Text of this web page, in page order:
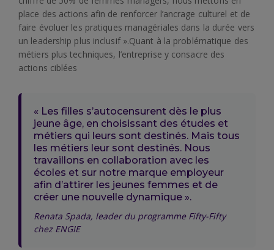
place des actions afin de renforcer l’ancrage culturel et de
faire évoluer les pratiques managériales dans la durée vers
un leadership plus inclusif ».Quant à la problématique des
métiers plus techniques, l’entreprise y consacre des
actions ciblées
« Les filles s’autocensurent dès le plus
jeune âge, en choisissant des études et
métiers qui leurs sont destinés. Mais tous
les métiers leur sont destinés. Nous
travaillons en collaboration avec les
écoles et sur notre marque employeur
afin d’attirer les jeunes femmes et de
créer une nouvelle dynamique ».
Renata Spada, leader du programme Fifty-Fifty
chez ENGIE